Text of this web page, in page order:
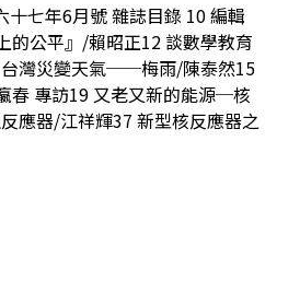
十七年6月號 雜誌目錄 10 編輯
的公平』/賴昭正12 談數學教育
灣災變天氣──梅雨/陳泰然15
春 專訪19 又老又新的能源─核
應器/江祥輝37 新型核反應器之